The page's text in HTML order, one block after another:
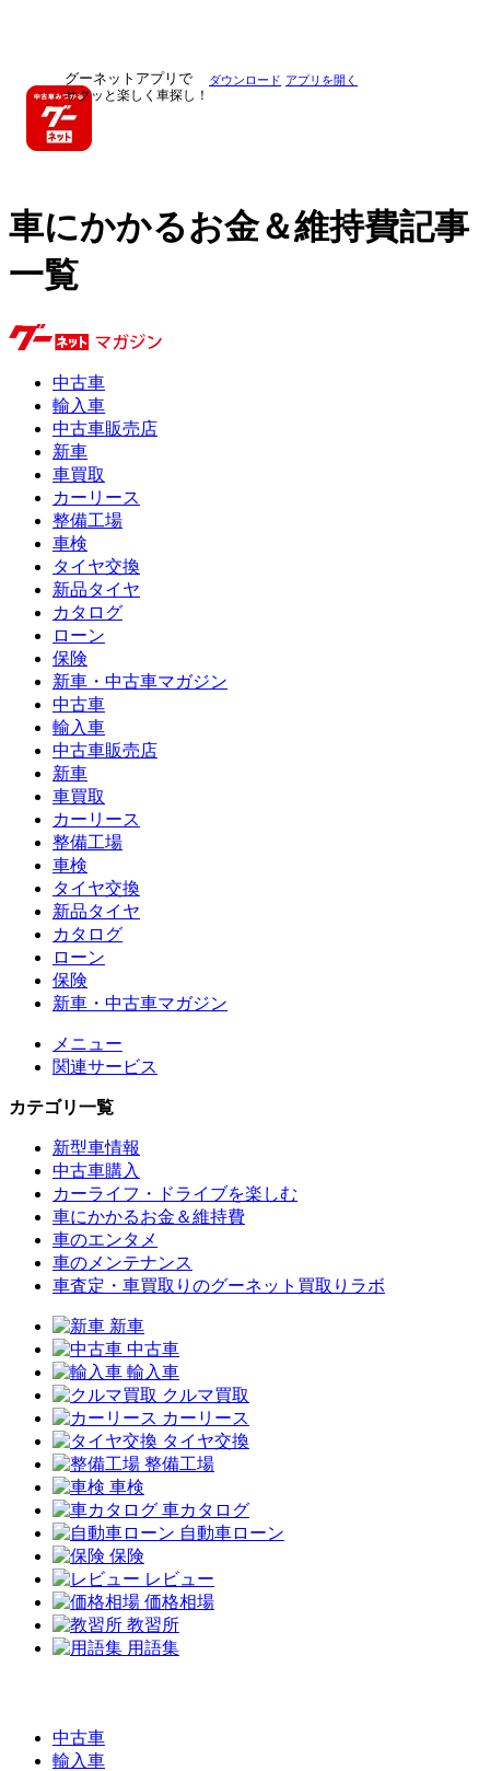
グーネットアプリで
サクッと楽しく車探し！
ダウンロード アプリを開く
車にかかるお金＆維持費記事
一覧
中古車
輸入車
中古車販売店
新車
車買取
カーリース
整備工場
車検
タイヤ交換
新品タイヤ
カタログ
ローン
保険
新車・中古車マガジン
中古車
輸入車
中古車販売店
新車
車買取
カーリース
整備工場
車検
タイヤ交換
新品タイヤ
カタログ
ローン
保険
新車・中古車マガジン
メニュー
関連サービス
カテゴリ一覧
新型車情報
中古車購入
カーライフ・ドライブを楽しむ
車にかかるお金＆維持費
車のエンタメ
車のメンテナンス
車査定・車買取りのグーネット買取りラボ
新車
中古車
輸入車
クルマ買取
カーリース
タイヤ交換
整備工場
車検
車カタログ
自動車ローン
保険
レビュー
価格相場
教習所
用語集
中古車
輸入車